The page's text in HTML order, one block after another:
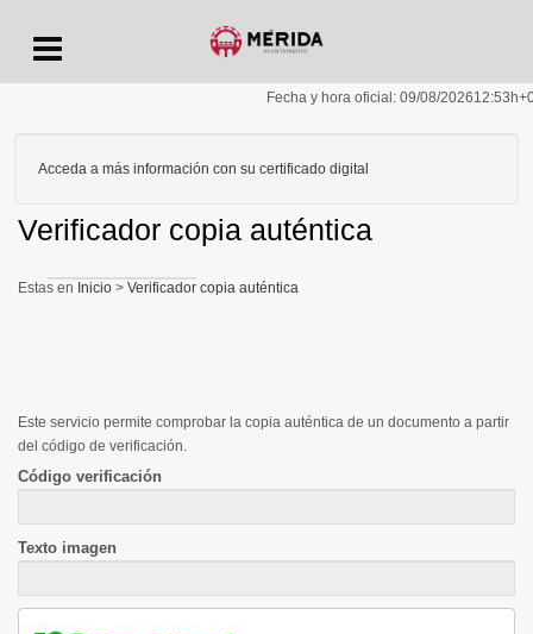
Fecha y hora oficial: 09/08/202612:53h
Acceda a más información con su certificado digital
Inicio > Verificador copia auténtica
Verificador copia auténtica
Este servicio permite comprobar la copia auténtica de un documento a partir
del código de verificación.
Código verificación
Texto imagen